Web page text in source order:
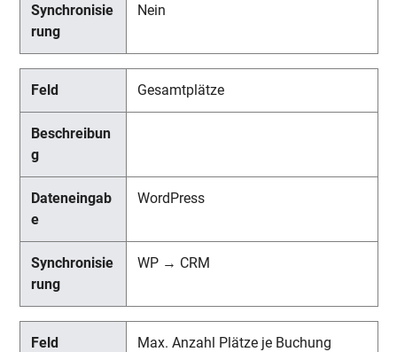
Nein
Gesamtplätze
WordPress
WP → CRM
Max. Anzahl Plätze je Buchung